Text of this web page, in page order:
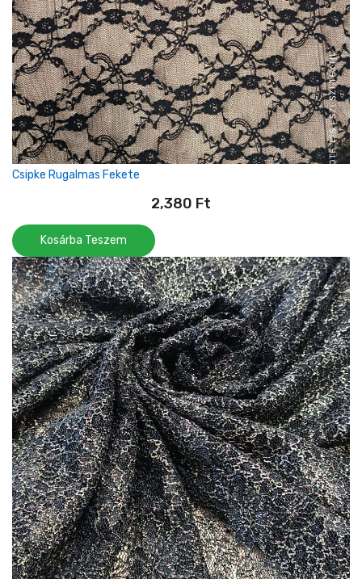
Csipke Rugalmas Fekete
2,380 Ft
Kosárba Teszem